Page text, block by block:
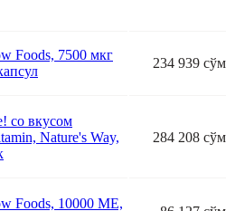
Foods, 7500 мкг
234 939 сўм
со вкусом
Nature's Way,
284 208 сўм
Foods, 10000 МЕ,